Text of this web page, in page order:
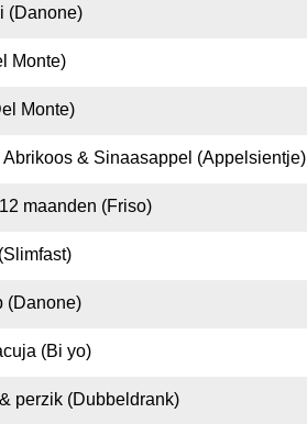
(Danone)
Monte)
Monte)
& Sinaasappel (Appelsientje)
maanden (Friso)
(Danone)
(Bi yo)
perzik (Dubbeldrank)